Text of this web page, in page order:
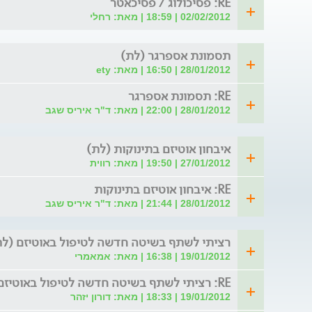
02/02/2012 | 18:59 | מאת: רחלי
תסמונת אספרגר (לת)
28/01/2012 | 16:50 | מאת: ety
RE: תסמונת אספרגר
28/01/2012 | 22:00 | מאת: ד"ר איריס שגב
איבחון אוטיזם בתינוקות (לת)
27/01/2012 | 19:50 | מאת: רווית
RE: איבחון אוטיזם בתינוקות
28/01/2012 | 21:44 | מאת: ד"ר איריס שגב
רציתי לשתף בשיטה חדשה לטיפול באוטיזם
19/01/2012 | 16:38 | מאת: אמאמרי
RE: רציתי לשתף בשיטה חדשה לטיפול באוטיזם
19/01/2012 | 18:33 | מאת: דורון יזהר